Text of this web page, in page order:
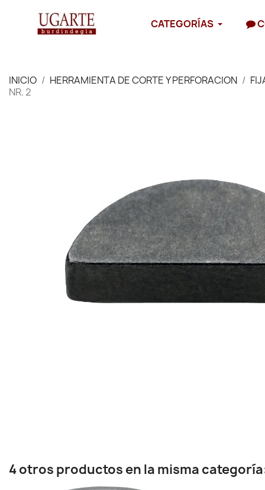
CATEGORÍAS
INICIO HERRAMIENTA DE CORTE Y PERFORACION
NR. 2
4 otros productos en la misma